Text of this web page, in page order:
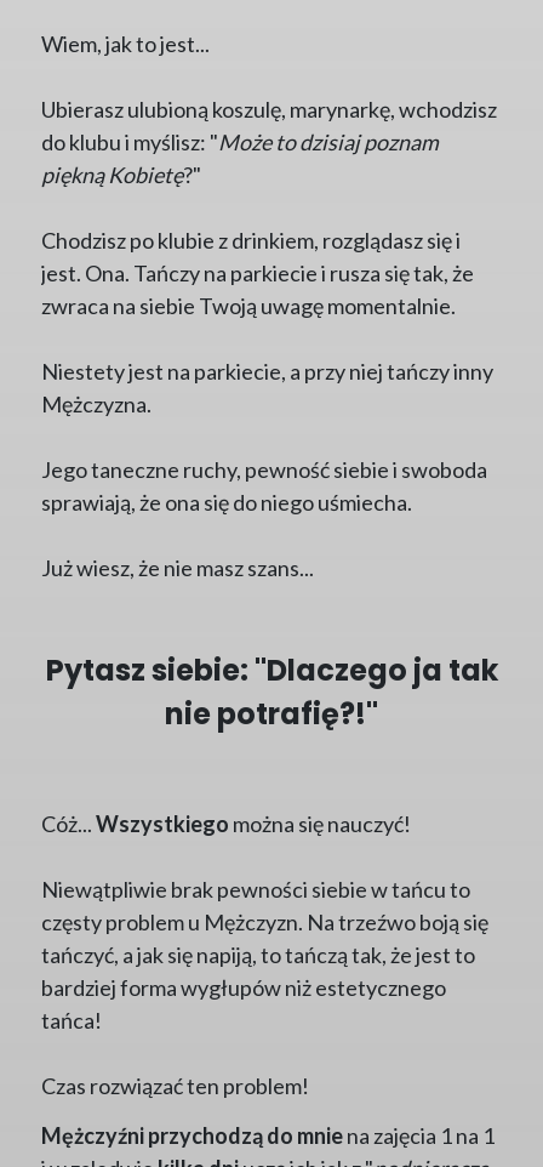
Wiem, jak to jest...
Ubierasz ulubioną koszulę, marynarkę, wchodzisz
do klubu i myślisz: "Może to dzisiaj poznam
piękną Kobietę?"
Chodzisz po klubie z drinkiem, rozglądasz się i
jest. Ona. Tańczy na parkiecie i rusza się tak, że
zwraca na siebie Twoją uwagę momentalnie.
Niestety jest na parkiecie, a przy niej tańczy inny
Mężczyzna.
Jego taneczne ruchy, pewność siebie i swoboda
sprawiają, że ona się do niego uśmiecha.
Już wiesz, że nie masz szans...
Pytasz siebie: "Dlaczego ja tak
nie potrafię?!"
Cóż...Wszystkiego można się nauczyć!
Niewątpliwie brak pewności siebie w tańcu to
częsty problem u Mężczyzn. Na trzeźwo boją się
tańczyć, a jak się napiją, to tańczą tak, że jest to
bardziej forma wygłupów niż estetycznego
tańca!
Czas rozwiązać ten problem!
Mężczyźni przychodzą do mniena zajęcia 1 na 1